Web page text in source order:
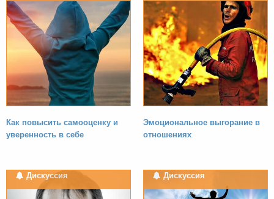
Как повысить самооценку и
уверенность в себе
Эмоциональное выгорание в
отношениях
Дискуссия Дискуссия